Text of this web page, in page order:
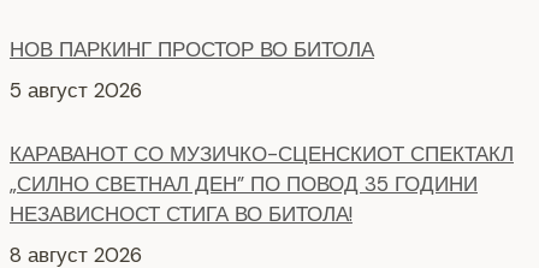
НОВ ПАРКИНГ ПРОСТОР ВО БИТОЛА
5 август 2026
КАРАВАНОТ СО МУЗИЧКО-СЦЕНСКИОТ СПЕКТАКЛ
„СИЛНО СВЕТНАЛ ДЕН” ПО ПОВОД 35 ГОДИНИ
НЕЗАВИСНОСТ СТИГА ВО БИТОЛА!
8 август 2026